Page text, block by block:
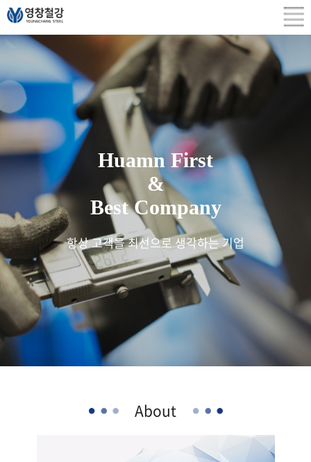
Huamn First
&
Best Company
항상 고객을 최선으로 생각하는 기업
About